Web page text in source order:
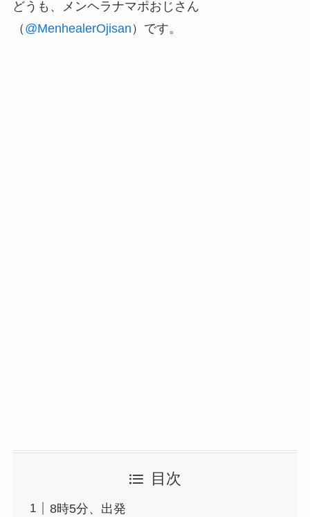
どうも、メンヘラナマポおじさん
（ @MenhealerOjisan ）です。
目次
8時5分、出発